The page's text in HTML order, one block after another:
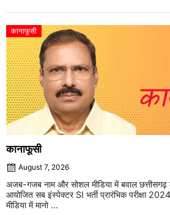
कानाफूसी
कानाफूसी
August 7, 2026
अजब-गजब नाम और सोशल मीडिया में बवाल छत्तीसगढ़
आयोजित सब इंस्पेक्टर SI भर्ती प्रारंभिक परीक्षा
मीडिया में मानो ...